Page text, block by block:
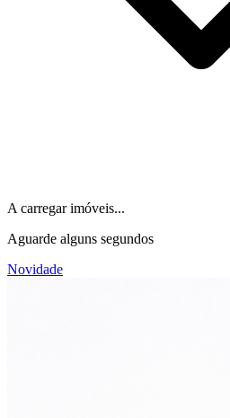
A carregar imóveis...
Aguarde alguns segundos
Novidade